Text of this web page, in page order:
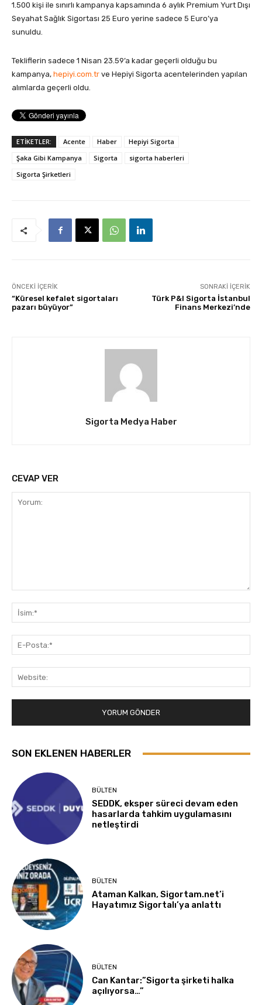
1.500 kişi ile sınırlı kampanya kapsamında 6 aylık Premium Yurt Dışı
Seyahat Sağlık Sigortası 25 Euro yerine sadece 5 Euro’ya
sunuldu.
Tekliflerin sadece 1 Nisan 23.59’a kadar geçerli olduğu bu
kampanya, hepiyi.com.tr ve Hepiyi Sigorta acentelerinden yapılan
alımlarda geçerli oldu.
ETİKETLER: Acente Haber
Hepiyi Sigorta
Şaka Gibi Kampanya
Sigorta
sigorta haberleri
Sigorta Şirketleri
ÖNCEKI İÇERIK
“Küresel kefalet sigortaları
pazarı büyüyor”
SONRAKI İÇERIK
Türk P&I Sigorta İstanbul
Finans Merkezi’nde
Sigorta Medya Haber
CEVAP VER
SON EKLENEN HABERLER
BÜLTEN
SEDDK, eksper süreci devam eden
hasarlarda tahkim uygulamasını
netleştirdi
BÜLTEN
Ataman Kalkan, Sigortam.net’i
Hayatımız Sigortalı’ya anlattı
BÜLTEN
Can Kantar:”Sigorta şirketi halka
açılıyorsa…”